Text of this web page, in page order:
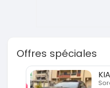
Offres spéciales